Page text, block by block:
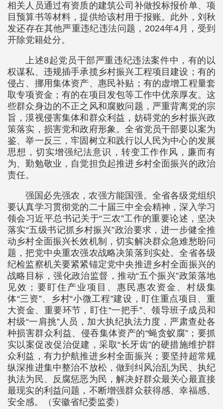
相关人员通过有资质的建筑公司补做投标报价单、项
目预算书等材料，提供给该村用于报账。此外，刘秋
发还存在其他严重违纪违法问题，2024年4月，受到
开除党籍处分。
上述8起党员干部严重违纪违法案件中，有的以
权谋私、违规插手承揽乡村振兴工程项目建设；有的
侵占、挪用集体资产、惠民补贴；有的虚增工程量套
取专项资金；有的在项目发包等工作中优亲厚友。这
些群众身边的不正之风和腐败问题，严重背离党的宗
旨，漠视侵害集体和群众利益，妨碍党的乡村振兴政
策落实，损害党和政府形象。全省党员干部要以案为
鉴、举一反三，牢固树立和践行以人民为中心的发展
思想，切实增强纪法意识，转变工作作风，廉而有
为、勤勉敬业，自觉担负起推进乡村全面振兴的政治
责任。
强国必先强农，农强方能国强。全省各级党组织
要认真学习贯彻党的二十届三中全会精神，深入学习
领会习近平总书记关于“三农”工作的重要论述，坚决
落实“五级书记抓乡村振兴”政治要求，进一步健全推
动乡村全面振兴长效机制，切实解决群众急难愁盼问
题，把党中央重农强农战略决策落到实处。全省各级
纪检监察机关要紧紧锚定党中央推进乡村全面振兴的
战略目标，强化政治监督，推动“五个振兴”政策落地
见效；要盯住产业项目、惠民惠农资金、村级集
体“三资”、乡村“小微工程”建设，盯住重点项目、重
大资金、重要环节，盯住“一把手”、领导班子成员和
村级“一肩挑”人员，加大执纪执法力度，严肃查处各
种损害群众利益、侵吞集体资产的“蝇贪蚁腐”；要抓
实以案促改促治促建，采取“长牙齿”的硬措施维护群
众利益，有力护航推进乡村全面振兴；要坚持超常规
纵深推进集中整治不放松，做到纠风治乱为民、执纪
执法为民、反腐惩恶为民，解决好群众最关心最直接
最现实的利益问题，不断增强群众获得感、幸福感、
安全感。（安徽省纪委监委）